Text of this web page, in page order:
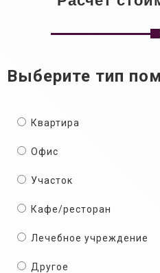
Выберите тип
Квартира
Офис
Участок
Кафе/ресторан
Лечебное учреждение
Другое